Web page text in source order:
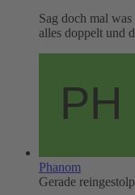
Sag doch mal
alles doppelt und
Phanom
Gerade